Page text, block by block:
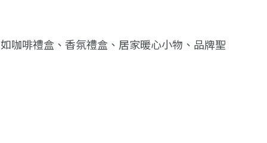
咖啡禮盒、香氛禮盒、居家暖心小物、品牌聖